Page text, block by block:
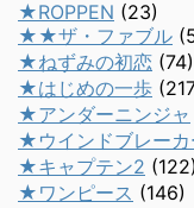
★ROPPEN (23)
★★ザ・ファブル
★ねずみの初恋 (74)
★はじめの一歩
★アンダーニンジャ
★ウインドブレーカ
★キャプテン2 (122)
★ワンピース (146)